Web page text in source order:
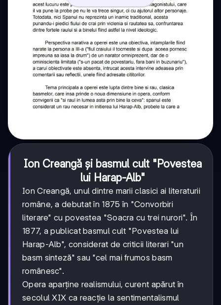
Ion Creangă și basmul cult "Povestea
lui Harap-Alb"
Ion Creangă, unul dintre marii clasici ai literaturii
române, a debutat în 1875 în "Convorbiri
literare" cu povestea "Soacra cu trei nurori". În
1877, a publicat basmul cult "Povestea lui
Harap-Alb", considerat de criticii literari "un
basm sinteză" sau "cel mai frumos basm
românesc".
Opera aparține realismului, curent apărut în
secolul XIX ca reacție la sentimentalismul